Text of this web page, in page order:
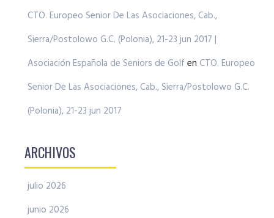
CTO. Europeo Senior De Las Asociaciones, Cab.,
Sierra/Postolowo G.C. (Polonia), 21-23 jun 2017 |
Asociación Española de Seniors de Golf en CTO. Europeo
Senior De Las Asociaciones, Cab., Sierra/Postolowo G.C.
(Polonia), 21-23 jun 2017
ARCHIVOS
julio 2026
junio 2026